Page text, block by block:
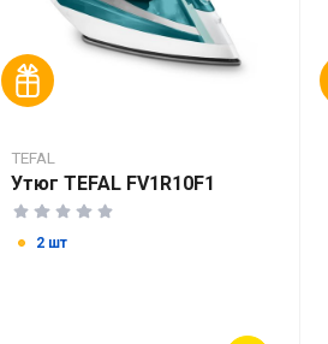
TEFAL
Утюг TEFAL FV1R10F1
2 шт